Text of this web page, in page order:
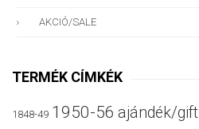
AKCIÓ/SALE
TERMÉK CÍMKÉK
1848-49 1950-56 ajándék/gift